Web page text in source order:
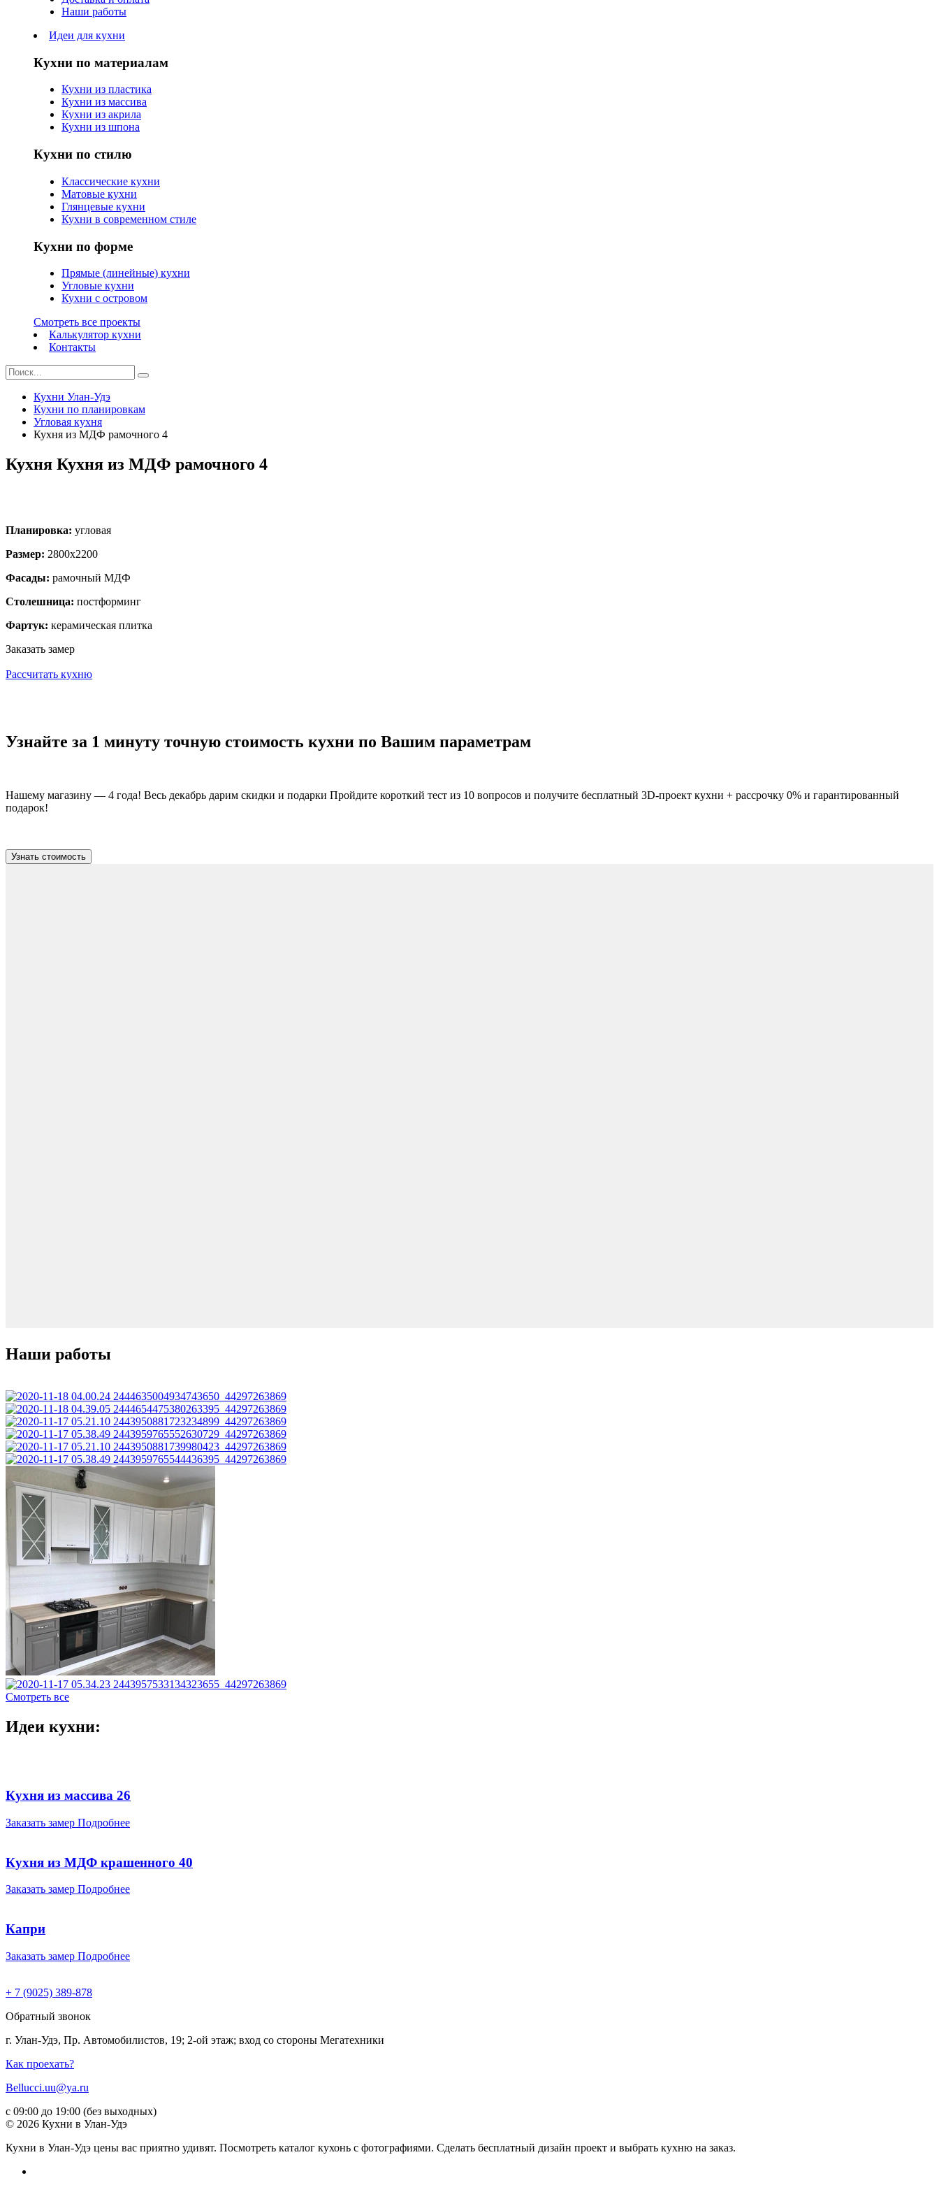
Наши работы
Идеи для кухни
Кухни по материалам
Кухни из пластика
Кухни из массива
Кухни из акрила
Кухни из шпона
Кухни по стилю
Классические кухни
Матовые кухни
Глянцевые кухни
Кухни в современном стиле
Кухни по форме
Прямые (линейные) кухни
Угловые кухни
Кухни с островом
Смотреть все проекты
Калькулятор кухни
Контакты
Кухни Улан-Удэ
Кухни по планировкам
Угловая кухня
Кухня из МДФ рамочного 4
Кухня Кухня из МДФ рамочного 4
Планировка: угловая
Размер: 2800х2200
Фасады: рамочный МДФ
Столешница: постформинг
Фартук: керамическая плитка
Заказать замер
Рассчитать кухню
Узнайте за 1 минуту точную стоимость кухни по Вашим параметрам
Нашему магазину — 4 года! Весь декабрь дарим скидки и подарки Пройдите короткий тест из 10 вопросов и получите бесплатный 3D-проект кухни + рассрочку 0% и гарантированный
подарок!
Узнать стоимость
Наши работы
Смотреть все
Идеи кухни:
Кухня из массива 26
Заказать замер Подробнее
Кухня из МДФ крашенного 40
Заказать замер Подробнее
Капри
Заказать замер Подробнее
+ 7 (9025) 389-878
Обратный звонок
г. Улан-Удэ, Пр. Автомобилистов, 19; 2-ой этаж; вход со стороны Мегатехники
Как проехать?
Bellucci.uu@ya.ru
с 09:00 до 19:00 (без выходных)
© 2026 Кухни в Улан-Удэ
Кухни в Улан-Удэ цены вас приятно удивят. Посмотреть каталог кухонь с фотографиями. Сделать бесплатный дизайн проект и выбрать кухню на заказ.